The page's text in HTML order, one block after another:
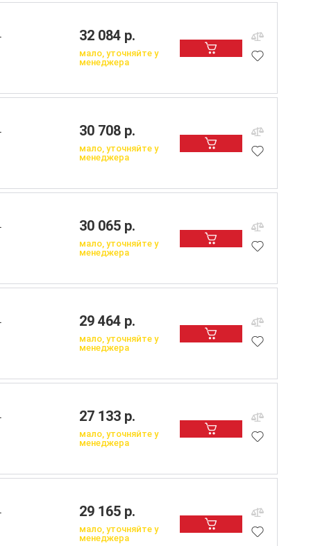
32 084 р.
мало, уточняйте у
менеджера
30 708 р.
мало, уточняйте у
менеджера
30 065 р.
мало, уточняйте у
менеджера
29 464 р.
мало, уточняйте у
менеджера
27 133 р.
мало, уточняйте у
менеджера
29 165 р.
мало, уточняйте у
менеджера